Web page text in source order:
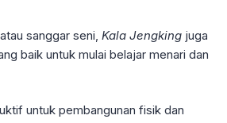
sanggar seni, Kala Jengking juga
baik untuk mulai belajar menari dan
untuk pembangunan fisik dan